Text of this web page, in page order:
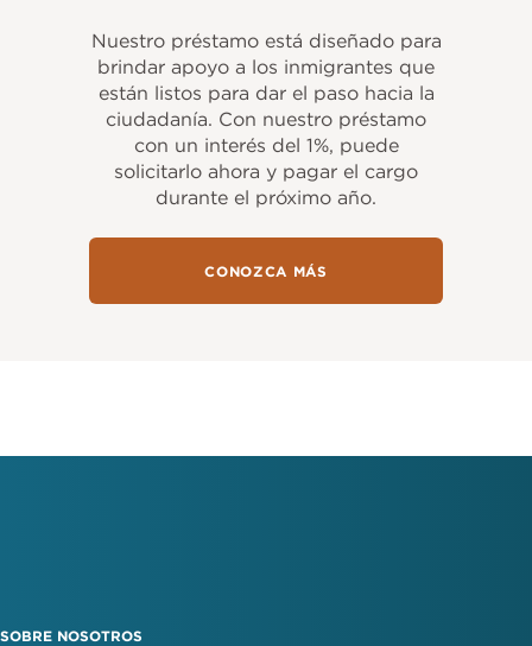
Nuestro préstamo está diseñado para
brindar apoyo a los inmigrantes que
están listos para dar el paso hacia la
ciudadanía. Con nuestro préstamo
con un interés del 1%, puede
solicitarlo ahora y pagar el cargo
durante el próximo año.
CONOZCA MÁS
SOBRE NOSOTROS